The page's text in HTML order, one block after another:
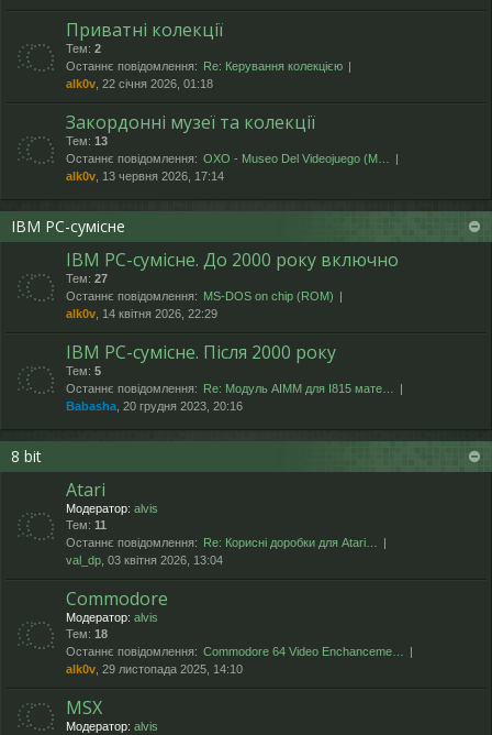
д
ос
я
Приватні колекції
Тем: 2
Останнє повідомлення:
Re: Керування колекцією
alk0v , 22 січня 2026, 01:18
Закордонні музеї та колекції
Тем: 13
Останнє повідомлення: OXO - Museo Del Videojuego (М…
alk0v , 13 червня 2026, 17:14
IBM PC-сумісне
IBM PC-сумісне. До 2000 року включно
Тем: 27
Останнє повідомлення: MS-DOS on chip (ROM)
alk0v , 14 квітня 2026, 22:29
IBM PC-сумісне. Після 2000 року
Тем: 5
Останнє повідомлення:
Re: Модуль AIMM для I815 мате…
Babasha , 20 грудня 2023, 20:16
8 bit
Atari
Модератор: alvis
Тем: 11
Останнє повідомлення:
Re: Корисні доробки для Atari…
val_dp , 03 квітня 2026, 13:04
Commodore
Модератор: alvis
Тем: 18
Останнє повідомлення: Commodore 64 Video Enchanceme…
alk0v , 29 листопада 2025, 14:10
MSX
Модератор: alvis